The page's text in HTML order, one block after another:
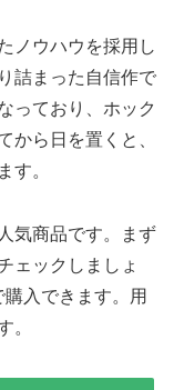
ノウハウを採用し
詰まった自信作で
っており、ホック
から日を置くと、
す。
気商品です。まず
ェックしましょ
入できます。用
。